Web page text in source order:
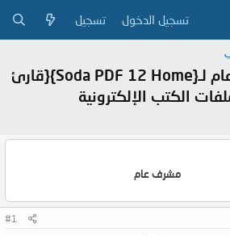
تسجيل الدخول تسجيل
رخصة مجانية لمدة عام لـ{Soda PDF 12 Home}{قارئ
مشرف عام
#1